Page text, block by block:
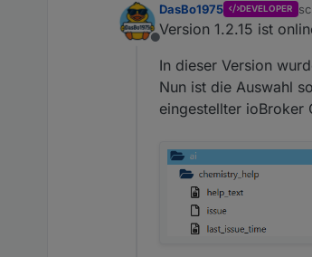
Offline
DasBo1975 DEVELOPER
Version 1.2.15 ist
In dieser Version
Nun ist die Auswahl
eingestellter ioBroker